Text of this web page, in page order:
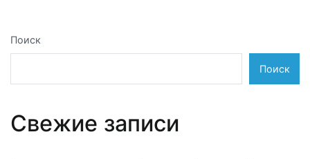
Поиск
Поиск
Свежие записи